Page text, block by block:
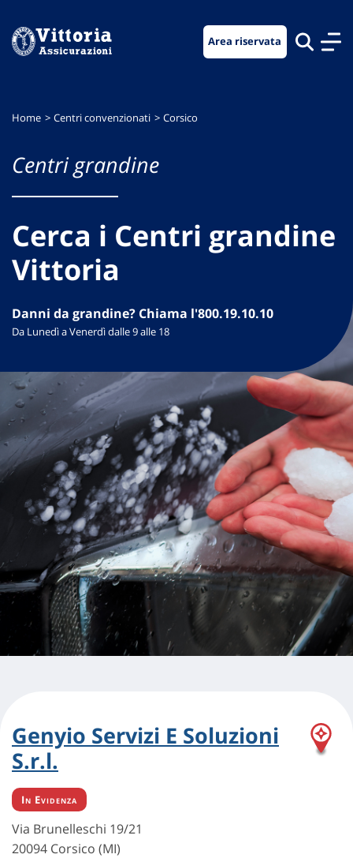
menu
contenuto
footer
Area riservata
Home Centri convenzionati Corsico
Centri grandine
Cerca i Centri grandine
Vittoria
Danni da grandine? Chiama l'800.19.10.10
Da Lunedì a Venerdì dalle 9 alle 18
Genyio Servizi E Soluzioni
S.r.l.
In Evidenza
Via Brunelleschi 19/21
20094 Corsico (MI)